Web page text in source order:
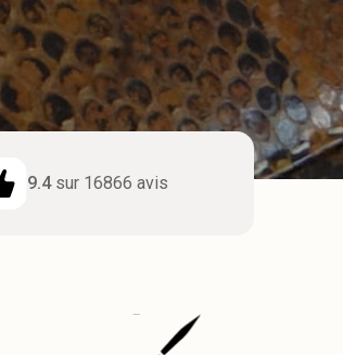
9.4sur 16866 avis